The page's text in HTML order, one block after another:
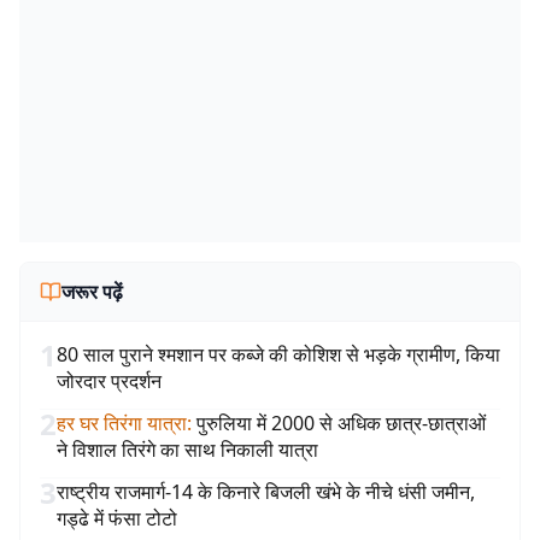
जरूर पढ़ें
180 साल पुराने श्मशान पर कब्जे की कोशिश से भड़के ग्रामीण, किया
जोरदार प्रदर्शन
2हर घर तिरंगा यात्रा: पुरुलिया में 2000 से अधिक छात्र-छात्राओं
ने विशाल तिरंगे का साथ निकाली यात्रा
3राष्ट्रीय राजमार्ग-14 के किनारे बिजली खंभे के नीचे धंसी जमीन,
गड्ढे में फंसा टोटो